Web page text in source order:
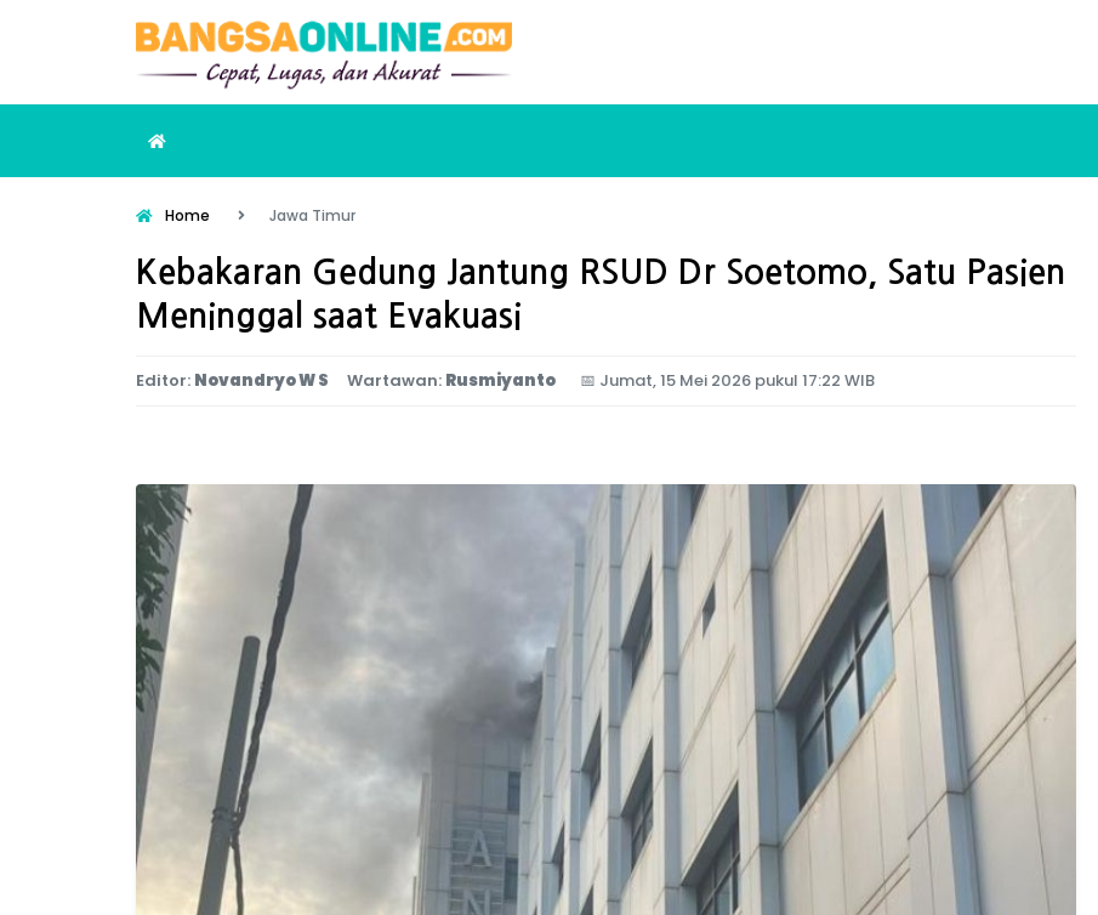
Home Jawa Timur
Kebakaran Gedung Jantung RSUD Dr Soetomo, Satu Pasien
Meninggal saat Evakuasi
Editor: Novandryo W S Wartawan: Rusmiyanto 📅 Jumat, 15 Mei 2026 pukul 17:22 WIB